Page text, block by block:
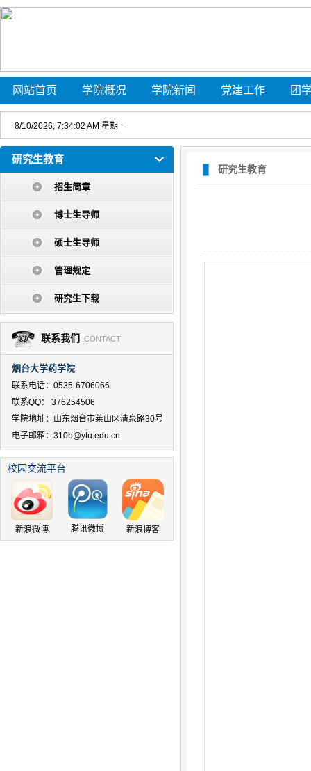
网站首页 学院概况 学院新闻 党建工作 团
8/10/2026, 7:34:02 AM 星期一
研究生教育
招生简章
博士生导师
硕士生导师
管理规定
研究生下载
联系我们 CONTACT
烟台大学药学院
联系电话：0535-6706066
联系QQ： 376254506
学院地址：山东烟台市莱山区清泉路30号
电子邮箱：310b@ytu.edu.cn
校园交流平台
新浪微博 腾讯微博 新浪博客
研究生教育